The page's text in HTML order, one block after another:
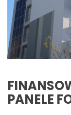
PANELE